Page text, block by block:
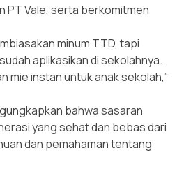
PT Vale, serta berkomitmen
minum TTD, tapi
aplikasikan di sekolahnya.
mie instan untuk anak sekolah,”
bahwa sasaran
yang sehat dan bebas dari
dan pemahaman tentang